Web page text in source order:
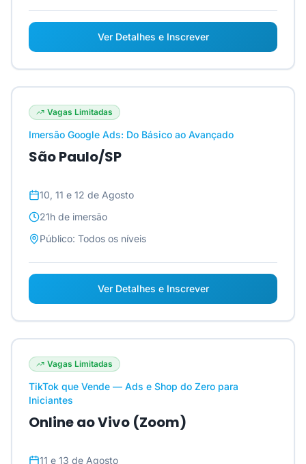
Ver Detalhes e Inscrever
Vagas Limitadas
Imersão Google Ads: Do Básico ao Avançado
São Paulo/SP
10, 11 e 12 de Agosto
21h de imersão
Público: Todos os níveis
Ver Detalhes e Inscrever
Vagas Limitadas
TikTok que Vende — Ads e Shop do Zero para
Iniciantes
Online ao Vivo (Zoom)
11 e 13 de Agosto